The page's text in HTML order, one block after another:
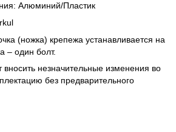
Алюминий/Пластик
(ножка) крепежа устанавливается на
– один болт.
вносить незначительные изменения во
без предварительного